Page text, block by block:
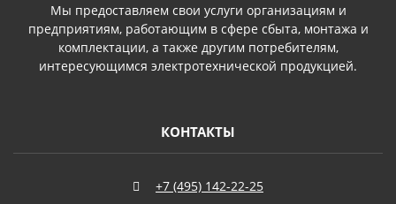
Мы предоставляем свои услуги организациям и
предприятиям, работающим в сфере сбыта, монтажа и
комплектации, а также другим потребителям,
интересующимся электротехнической продукцией.
КОНТАКТЫ
+7 (495) 142-22-25